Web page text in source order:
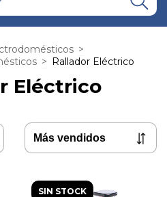
>
> Rallador Eléctrico
Eléctrico
SIN STOCK